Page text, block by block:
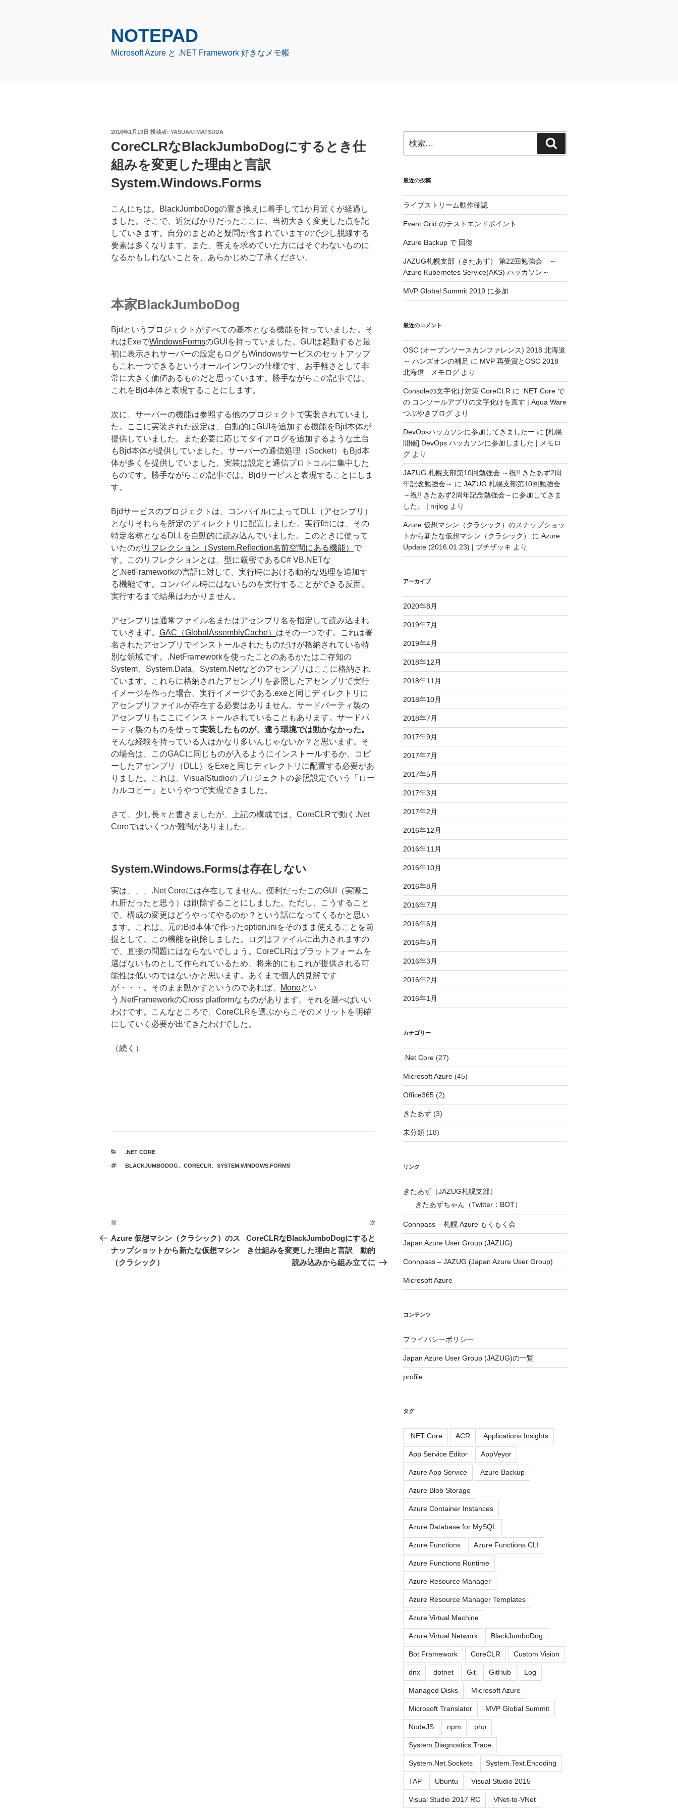
NOTEPAD
Microsoft Azure と .NET Framework 好きなメモ帳
投
日:
2016年1月19日 投稿者: YASUAKI MATSUDA
CoreCLRなBlackJumboDogにするとき仕
組みを変更した理由と言訳
System.Windows.Forms
こんにちは。BlackJumboDogの置き換えに着手して1か月近くが経過し
ました。そこで、近況ばかりだったここに、当初大きく変更した点を記
していきます。自分のまとめと疑問が含まれていますので少し脱線する
要素は多くなります。また、答えを求めていた方にはそぐわないものに
なるかもしれないことを、あらかじめご了承ください。
本家BlackJumboDog
Bjdというプロジェクトがすべての基本となる機能を持っていました。そ
れはExeでWindowsFormsのGUIを持っていました。GUIは起動すると最
初に表示されサーバーの設定もログもWindowsサービスのセットアップ
もこれ一つできるというオールインワンの仕様です。お手軽さとして非
常に大きく価値あるものだと思っています。勝手ながらこの記事では、
これをBjd本体と表現することにします。
次に、サーバーの機能は参照する他のプロジェクトで実装されていまし
た。ここに実装された設定は、自動的にGUIを追加する機能をBjd本体が
提供していました。また必要に応じてダイアログを追加するような土台
もBjd本体が提供していました。サーバーの通信処理（Socket）もBjd本
体が多くを提供していました。実装は設定と通信プロトコルに集中した
ものです。勝手ながらこの記事では、Bjdサービスと表現することにしま
す。
Bjdサービスのプロジェクトは、コンパイルによってDLL（アセンブリ）
となりそれらを所定のディレクトリに配置しました。実行時には、その
特定名称となるDLLを自動的に読み込んでいました。このときに使って
いたのがリフレクション（System.Reflection名前空間にある機能） で
す。このリフレクションとは、型に厳密であるC# VB.NETな
ど.NetFrameworkの言語に対して、実行時における動的な処理を追加す
る機能です。コンパイル時にはないものを実行することができる反面、
実行するまで結果はわかりません。
アセンブリは通常ファイル名またはアセンブリ名を指定して読み込まれ
ていきます。 GAC（GlobalAssemblyCache） はその一つです。これは署
名されたアセンブリでインストールされたものだけが格納されている特
別な領域です。.NetFrameworkを使ったことのあるかたはご存知の
System、System.Data、System.Netなどのアセンブリはここに格納され
ています。これらに格納されたアセンブリを参照したアセンブリで実行
イメージを作った場合。実行イメージである.exeと同じディレクトリに
アセンブリファイルが存在する必要はありません。サードパーティ製の
アセンブリもここにインストールされていることもあります。サードパ
ーティ製のものを使って実装したものが、違う環境では動かなかった。
そんな経験を持っている人はかなり多いんじゃないか？と思います。そ
の場合は、このGACに同じものが入るようにインストールするか、コピ
ーしたアセンブリ（DLL）をExeと同じディレクトリに配置する必要があ
りました。これは、VisualStudioのプロジェクトの参照設定でいう「ロー
カルコピー」というやつで実現できました。
さて、少し長々と書きましたが、上記の構成では、CoreCLRで動く.Net
Coreではいくつか難問がありました。
System.Windows.Formsは存在しない
実は、、、.Net Coreには存在してません。便利だったこのGUI（実際こ
れ肝だったと思う）は削除することにしました。ただし、こうすること
で、構成の変更はどうやってやるのか？という話になってくるかと思い
ます。これは、元のBjd本体で作ったoption.iniをそのまま使えることを前
提として、この機能を削除しました。ログはファイルに出力されますの
で、直接の問題にはならないでしょう。CoreCLRはプラットフォームを
選ばないものとして作られているため、将来的にもこれが提供される可
能性は低いのではないかと思います。あくまで個人的見解です
が・・・。そのまま動かすというのであれば、
Monoとい
う.NetFrameworkのCross platformなものがあります。それを選べばいい
わけです。こんなところで、CoreCLRを選ぶからこそのメリットを明確
にしていく必要が出てきたわけでした。
（続く）
カ
ゴ
.NET CORE
タ
BLACKJUMBODOG、 CORECLR、 SYSTEM.WINDOWS.FORMS
投
稿
ナ
前
の
投
稿
前
Azure 仮想マシン（クラシック）のス
ナップショットから新たな仮想マシン
（クラシック）
次
投
稿
次
CoreCLRなBlackJumboDogにすると
き仕組みを変更した理由と言訳 動的
読み込みから組み立てに
索:
索
最近の投稿
ライブストリーム動作確認
Event Grid のテストエンドポイント
Azure Backup で 回復
JAZUG札幌支部（きたあず） 第22回勉強会 ～
Azure Kubernetes Service(AKS) ハッカソン～
MVP Global Summit 2019 に参加
最近のコメント
OSC (オープンソースカンファレンス) 2018 北海道
～ ハンズオンの補足 に MVP 再受賞とOSC 2018
北海道 - メモログより
Consoleの文字化け対策 CoreCLRに .NET Core で
の コンソールアプリの文字化けを直す | Aqua Ware
つぶやきブログより
DevOpsハッカソンに参加してきましたー に [札幌
開催] DevOps ハッカソンに参加しました | メモロ
グより
JAZUG 札幌支部第10回勉強会 ～祝!! きたあず2周
年記念勉強会～ に JAZUG 札幌支部第10回勉強会
～祝!! きたあず2周年記念勉強会～に参加してきま
した。 | nrjlog より
Azure 仮想マシン（クラシック）のスナップショッ
トから新たな仮想マシン（クラシック）
に Azure
Update (2016.01.23) | ブチザッキ より
アーカイブ
2020年8月
2019年7月
2019年4月
2018年12月
2018年11月
2018年10月
2018年7月
2017年9月
2017年7月
2017年5月
2017年3月
2017年2月
2016年12月
2016年11月
2016年10月
2016年8月
2016年7月
2016年6月
2016年5月
2016年3月
2016年2月
2016年1月
カテゴリー
.Net Core(27)
Microsoft Azure(45)
Office365(2)
きたあず(3)
未分類(18)
リンク
きたあず（JAZUG札幌支部）
きたあずちゃん（Twitter：BOT）
Connpass – 札幌 Azure もくもく会
Japan Azure User Group (JAZUG)
Connpass – JAZUG (Japan Azure User Group)
Microsoft Azure
コンテンツ
プライバシーポリシー
Japan Azure User Group (JAZUG)の一覧
profile
タグ
.NET Core ACR Applications Insights
App Service Editor AppVeyor
Azure App Service Azure Backup
Azure Blob Storage
Azure Container Instances
Azure Database for MySQL
Azure Functions Azure Functions CLI
Azure Functions Runtime
Azure Resource Manager
Azure Resource Manager Templates
Azure Virtual Machine
Azure Virtual Network BlackJumboDog
Bot Framework CoreCLR Custom Vision
dnx dotnet Git GitHub Log
Managed Disks Microsoft Azure
Microsoft Translator MVP Global Summit
NodeJS npm php
System.Diagnostics.Trace
System.Net.Sockets System.Text.Encoding
TAP Ubuntu Visual Studio 2015
Visual Studio 2017 RC VNet-to-VNet